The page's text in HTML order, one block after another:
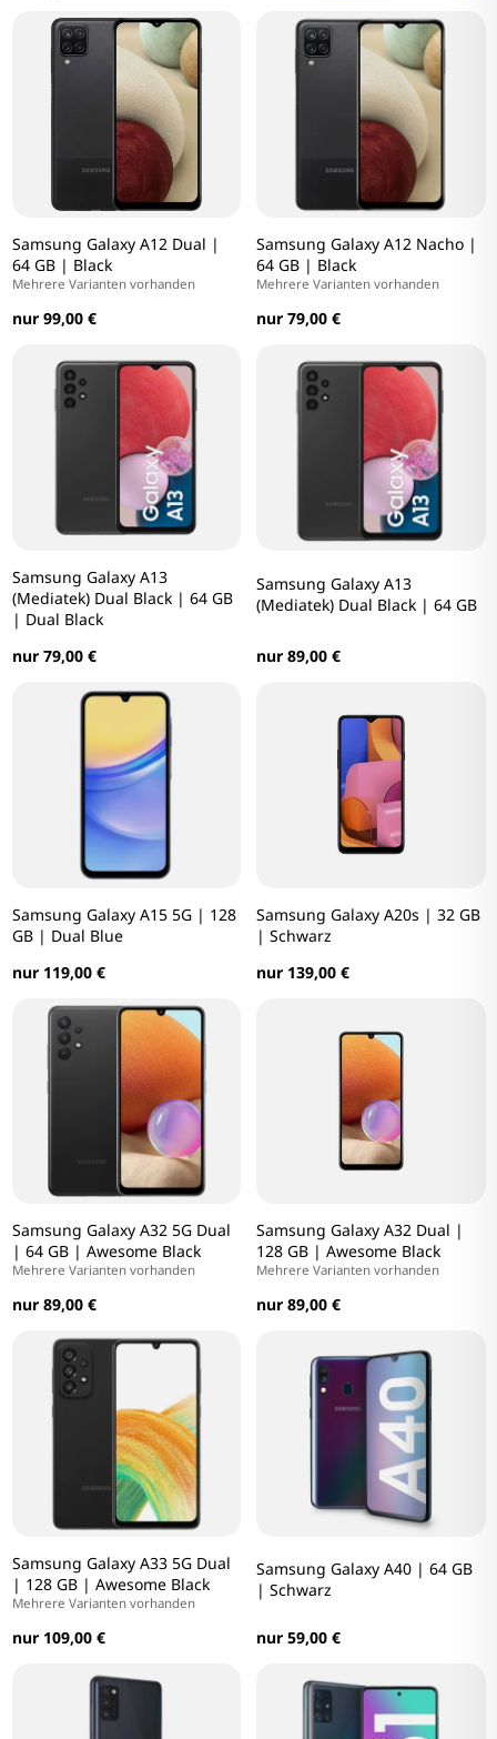
Samsung Galaxy A12 Dual |
64 GB | Black
Mehrere Varianten vorhanden
nur 99,00 €
Samsung Galaxy A12 Nacho |
64 GB | Black
Mehrere Varianten vorhanden
nur 79,00 €
Samsung Galaxy A13
(Mediatek) Dual Black | 64 GB
| Dual Black
nur 79,00 €
Samsung Galaxy A13
(Mediatek) Dual Black | 64 GB
nur 89,00 €
Samsung Galaxy A15 5G | 128
GB | Dual Blue
nur 119,00 €
Samsung Galaxy A20s | 32 GB
| Schwarz
nur 139,00 €
Samsung Galaxy A32 5G Dual
| 64 GB | Awesome Black
Mehrere Varianten vorhanden
nur 89,00 €
Samsung Galaxy A32 Dual |
128 GB | Awesome Black
Mehrere Varianten vorhanden
nur 89,00 €
Samsung Galaxy A33 5G Dual
| 128 GB | Awesome Black
Mehrere Varianten vorhanden
nur 109,00 €
Samsung Galaxy A40 | 64 GB
| Schwarz
nur 59,00 €